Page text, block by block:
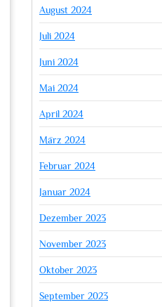
August 2024
Juli 2024
Juni 2024
Mai 2024
April 2024
März 2024
Februar 2024
Januar 2024
Dezember 2023
November 2023
Oktober 2023
September 2023